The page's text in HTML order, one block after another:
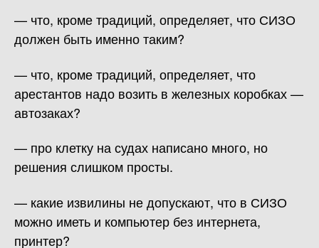
— что, кроме традиций, определяет, что СИЗО
должен быть именно таким?
— что, кроме традиций, определяет, что
арестантов надо возить в железных коробках —
автозаках?
— про клетку на судах написано много, но
решения слишком просты.
— какие извилины не допускают, что в СИЗО
можно иметь и компьютер без интернета,
принтер?